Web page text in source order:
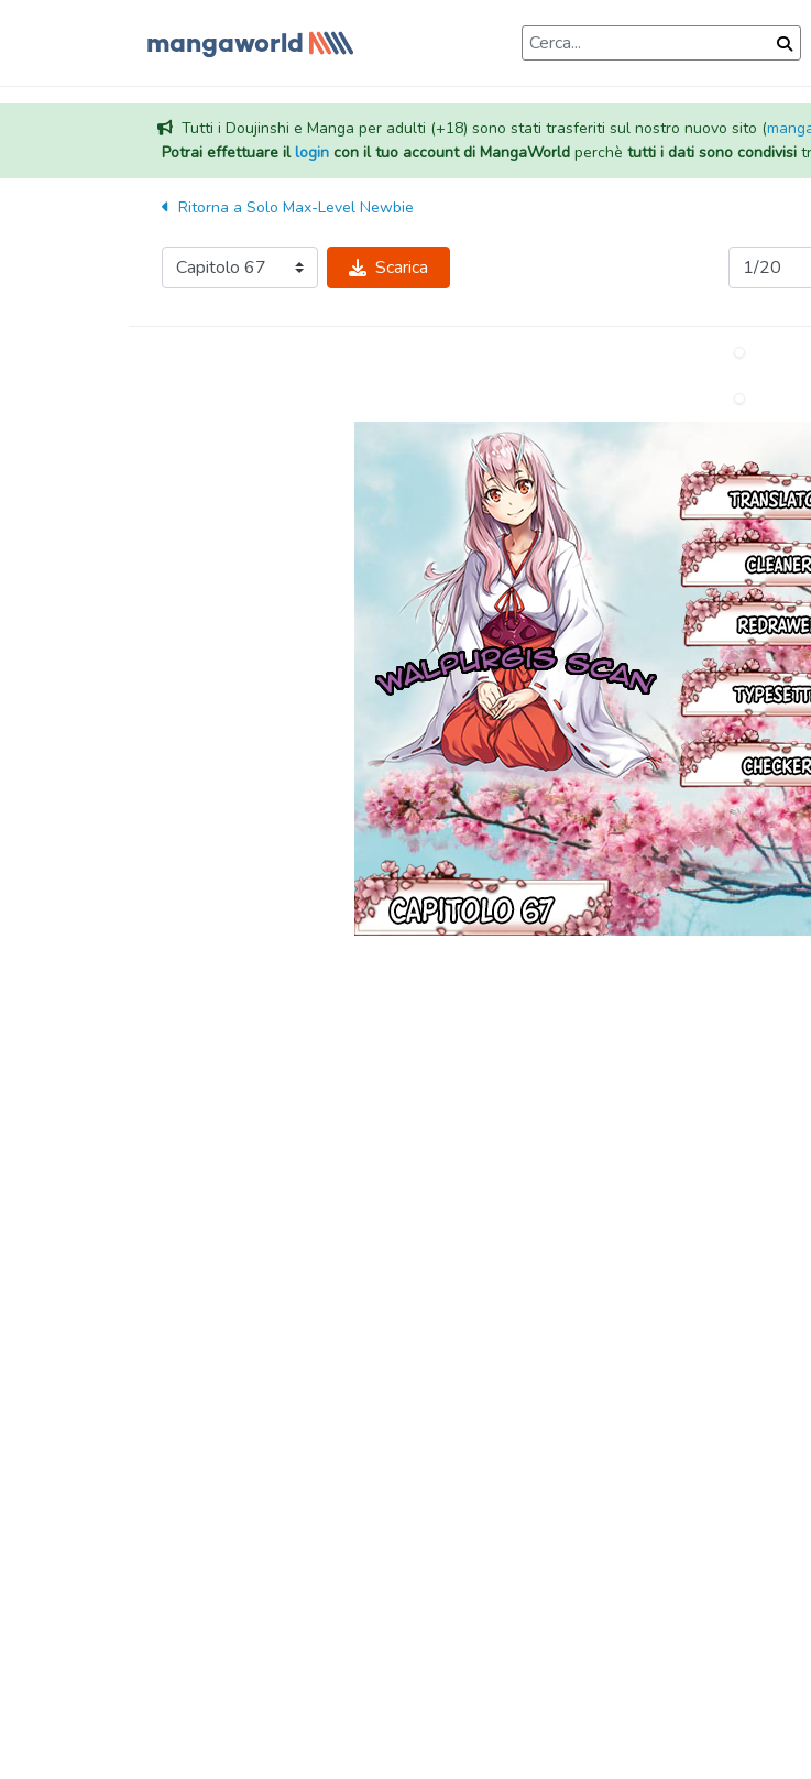
Tutti i Doujinshi e Manga per adulti (+18) sono stati trasferiti sul nostro nuovo sito (
Potrai effettuare illogincon il tuo account di MangaWorldperchè tutti i dati sono condivisi
Ritorna a Solo Max-Level Newbie
Scarica